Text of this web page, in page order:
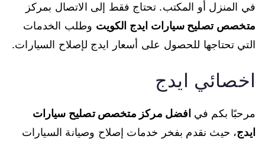
في المنزل أو المكتب. تحتاج فقط إلى الاتصال بمركز
متخصص تصليح سيارات ايدج الكويت وطلب الخدمات
التي تحتاجها للحصول على أسعار ايدج لإصلاح السيارات.
اخصائي ايدج
مرحبًا بكم في افضل مركز متخصص تصليح سيارات
ايدج، حيث نقدم بفخر خدمات إصلاح وصيانة السيارات